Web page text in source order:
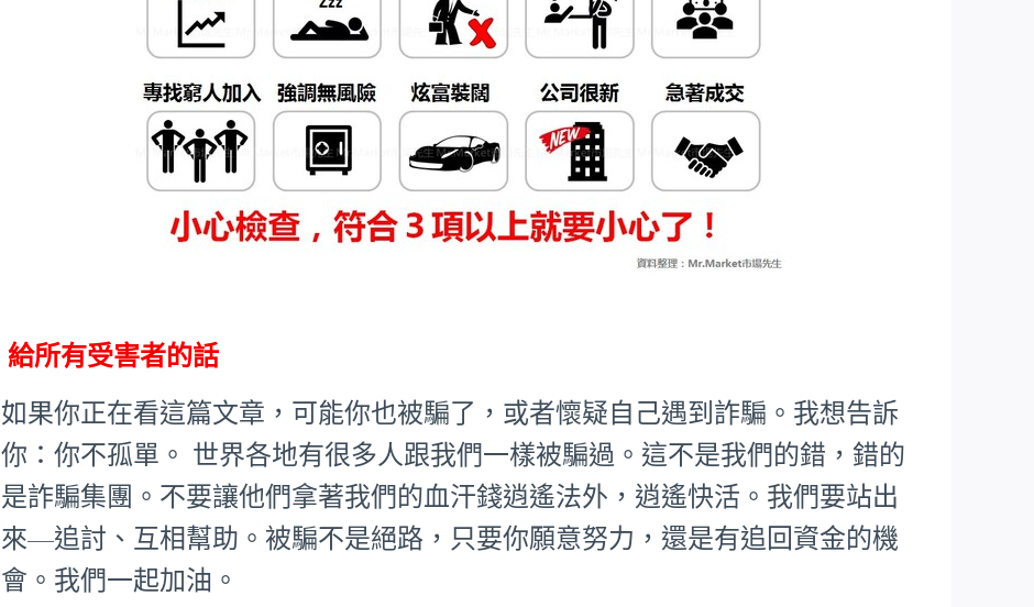
給所有受害者的話
如果你正在看這篇文章，可能你也被騙了，或者懷疑自己遇到詐騙。我想告訴
你：你不孤單。 世界各地有很多人跟我們一樣被騙過。這不是我們的錯，錯的
是詐騙集團。不要讓他們拿著我們的血汗錢逍遙法外，逍遙快活。我們要站出
來—追討、互相幫助。被騙不是絕路，只要你願意努力，還是有追回資金的機
會。我們一起加油。